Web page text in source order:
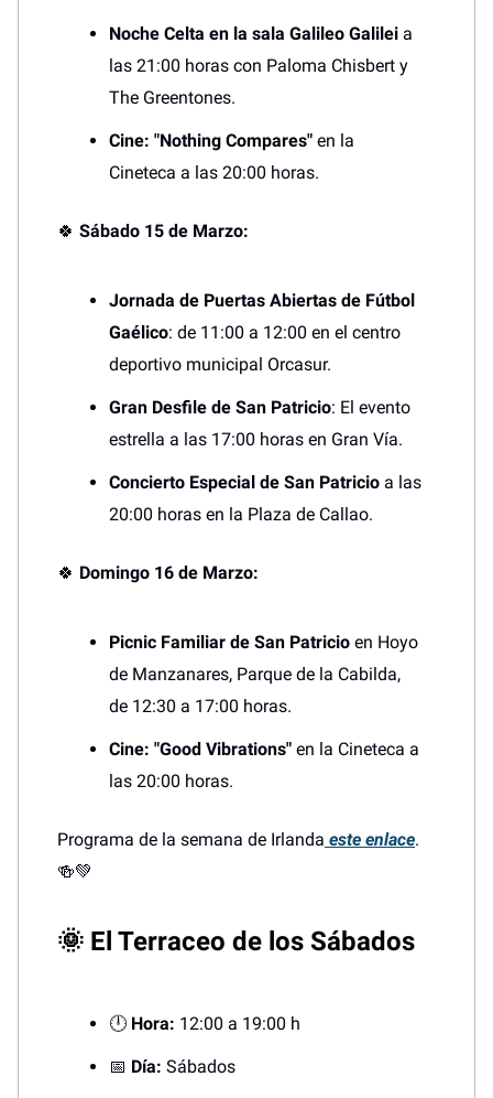
Noche Celta en la sala Galileo Galilei a
las 21:00 horas con Paloma Chisbert y
The Greentones.
Cine: "Nothing Compares" en la
Cineteca a las 20:00 horas.
🍀 Sábado 15 de Marzo:
Jornada de Puertas Abiertas de Fútbol
Gaélico: de 11:00 a 12:00 en el centro
deportivo municipal Orcasur.
Gran Desfile de San Patricio: El evento
estrella a las 17:00 horas en Gran Vía.
Concierto Especial de San Patricio a las
20:00 horas en la Plaza de Callao.
🍀 Domingo 16 de Marzo:
Picnic Familiar de San Patricio en Hoyo
de Manzanares, Parque de la Cabilda,
de 12:30 a 17:00 horas.
Cine: "Good Vibrations" en la Cineteca a
las 20:00 horas.
Programa de la semana de Irlanda este enlace.
🍻💚
🌞 El Terraceo de los Sábados
🕛 Hora: 12:00 a 19:00 h
📅 Día: Sábados